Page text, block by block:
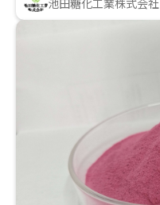
池田糖化工業株式会社